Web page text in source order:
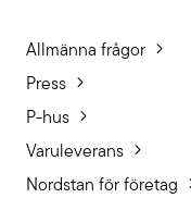
Allmänna frågor
Press
P-hus
Varuleverans
Nordstan för företag